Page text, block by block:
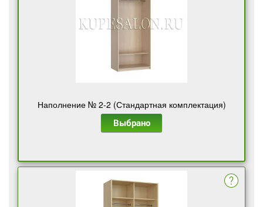
Наполнение № 2-2 (Стандартная комплектация)
Выбрано